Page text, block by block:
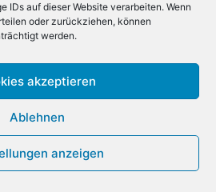
IDs auf dieser Website verarbeiten. Wenn
oder zurückziehen, können
werden.
akzeptieren
Ablehnen
anzeigen
Discover Cars, Localrent.com,
AutoEurope. Durch diese
Dollar und Thrifty, sondern
sein, die besten verfügbaren
Zeitraum zu finden.
Buchen Sie Ihren Mietwagen